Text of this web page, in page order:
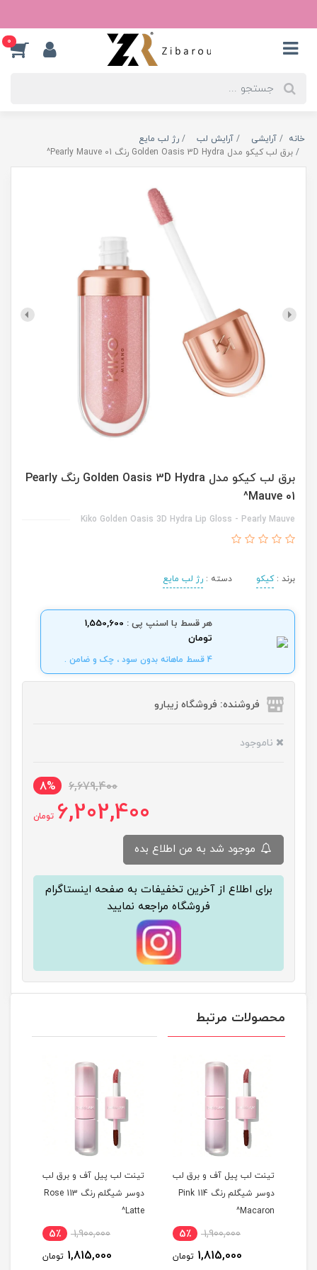
0
خانه آرایشی آرایش لب
رژ لب مایع
برق لب کیکو مدل Golden Oasis 3D Hydra رنگ Pearly Mauve 01^
برق لب کیکو مدل Golden Oasis 3D Hydra رنگ Pearly
Mauve 01^
Kiko Golden Oasis 3D Hydra Lip Gloss - Pearly Mauve
برند :کیکو دسته : رژ لب مایع
هر قسط با اسنپ پی : 1,550,600
تومان
4 قسط ماهانه بدون سود ، چک و ضامن .
فروشنده: فروشگاه زیبارو
ناموجود
6,679,400
8%
6,202,400 تومان
برای اطلاع از آخرین تخفیفات به صفحه اینستاگرام
فروشگاه مراجعه نمایید
محصولات مرتبط
تینت لب پیل آف و برق لب
دوسر شیگلم رنگ 114 Pink
Macaron^
1,900,000 5٪
1,815,000 تومان
تینت لب پیل آف و برق لب
دوسر شیگلم رنگ 113 Rose
Latte^
1,900,000 5٪
1,815,000 تومان